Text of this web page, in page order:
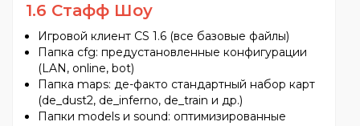
1.6 Стафф Шоу
Игровой клиент CS 1.6 (все базовые файлы)
Папка cfg: предустановленные конфигурации
(LAN, online, bot)
Папка maps: де-факто стандартный набор карт
(de_dust2, de_inferno, de_train и др.)
Папки models и sound: оптимизированные